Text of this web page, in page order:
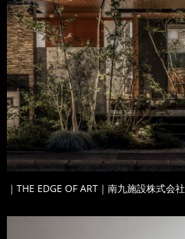
｜THE EDGE OF ART｜南九施設株式会社